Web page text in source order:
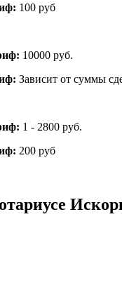
100 руб
10000 руб.
Зависит от суммы
1 - 2800 руб.
200 руб